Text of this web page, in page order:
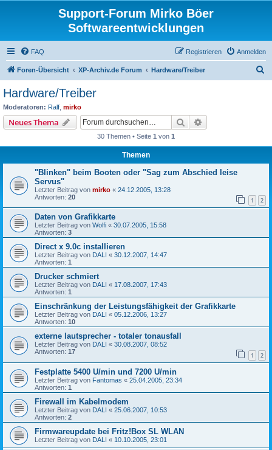
Support-Forum Mirko Böer
Softwareentwicklungen
FAQ Anmelden
Registrieren
Foren-Übersicht XP-Archiv.de Forum Hardware/Treiber
Hardware/Treiber
Moderatoren: Ralf mirko
Neues Thema Suche
30 Themen • Seite 1 von 1
Themen
"Blinken" beim Booten oder "Sag zum Abschied leise
Servus"
Letzter Beitrag von mirko « 24.12.2005, 13:28
Antworten: 20 1 2
Daten von Grafikkarte
Letzter Beitrag von Wolfi « 30.07.2005, 15:58
Antworten: 3
Direct x 9.0c installieren
Letzter Beitrag von DALI « 30.12.2007, 14:47
Antworten: 1
Drucker schmiert
Letzter Beitrag von DALI « 17.08.2007, 17:43
Antworten: 1
Einschränkung der Leistungsfähigkeit der Grafikkarte
Letzter Beitrag von DALI « 05.12.2006, 13:27
Antworten: 10
externe lautsprecher - totaler tonausfall
Letzter Beitrag von DALI « 30.08.2007, 08:52
Antworten: 17 1 2
Festplatte 5400 U/min und 7200 U/min
Letzter Beitrag von Fantomas « 25.04.2005, 23:34
Antworten: 1
Firewall im Kabelmodem
Letzter Beitrag von DALI « 25.06.2007, 10:53
Antworten: 2
Firmwareupdate bei Fritz!Box SL WLAN
Letzter Beitrag von DALI « 10.10.2005, 23:01